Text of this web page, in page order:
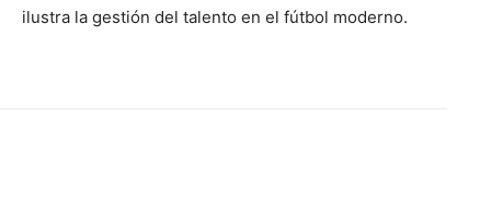
ilustra la gestión del talento en el fútbol moderno.